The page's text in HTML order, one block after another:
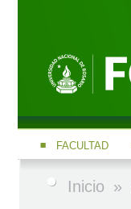
FACULTAD
Inicio »